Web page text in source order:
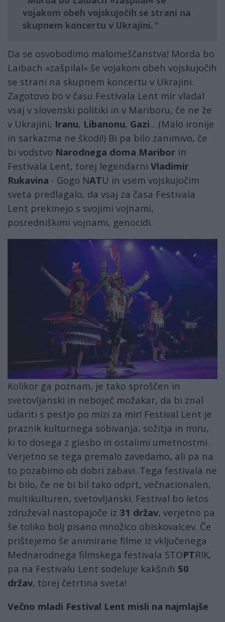
vojakom obeh vojskujočih se strani na
skupnem koncertu v Ukrajini.
Da se osvobodimo malomeščanstva! Morda bo
Laibach »zašpilal« še vojakom obeh vojskujočih
se strani na skupnem koncertu v Ukrajini.
Zagotovo bo v času Festivala Lent mir vladal
vsaj v slovenski politiki in v Mariboru, če ne že
v Ukrajini, Iranu, Libanonu, Gazi... (Malo ironije
in sarkazma ne škodi!) Bi pa bilo zanimivo, če
bi vodstvo Narodnega doma Maribor in
Festivala Lent, torej legendarni Vladimir
Rukavina - Gogo NATU in vsem vojskujočim
sveta predlagalo, da vsaj za časa Festivala
Lent prekinejo s svojimi vojnami,
posredniškimi vojnami, genocidi.
lent13.jpg
Kolikor ga poznam, je tako sproščen in
svetovljanski in neboječ možakar, da bi znal
udariti s pestjo po mizi za mir! Festival Lent je
praznik kulturnega sobivanja, sožitja in miru,
ki to dosega z glasbo in ostalimi umetnostmi.
Verjetno se tega premalo zavedamo, ali pa na
to pozabimo ob dobri zabavi. Tega festivala ne
bi bilo, če ne bi bil tako odprt, večnacionalen,
multikulturen, svetovljanski. Festival bo letos
združeval nastopajoče iz 31 držav, verjetno pa
še toliko bolj pisano množico obiskovalcev. Če
prištejemo še animirane filme iz vključenega
Mednarodnega filmskega festivala STOPTRIK,
pa na Festivalu Lent sodeluje kakšnih 50
držav, torej četrtina sveta!
Večno mladi Festival Lent misli na najmlajše